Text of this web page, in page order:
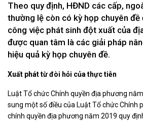
Theo quy định, HĐND các cấp,
thường lệ còn có kỳ họp chuyên đề
công việc phát sinh đột xuất của
được quan tâm là các giải pháp
hiệu quả kỳ họp chuyên đề.
Xuất phát từ đòi hỏi của thực tiễn
Luật Tổ chức Chính quyền địa phương
sung một số điều của Luật Tổ chức Chính
chính quyền địa phương năm 2019 quy